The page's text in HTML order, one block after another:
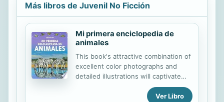
Más libros de Juvenil No Ficción
Mi primera enciclopedia de
animales
This book's attractive combination of
excellent color photographs and
detailed illustrations will captivate
young readers and hold their
attention as they learn all about the
Ver Libro